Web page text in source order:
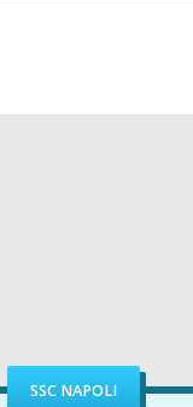
SSC NAPOLI